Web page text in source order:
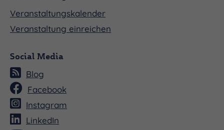
Veranstaltungskalender
Veranstaltung einreichen
Social Media
Blog
Facebook
Instagram
LinkedIn